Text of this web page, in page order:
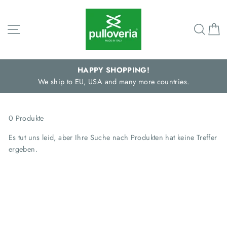
Inhalt
HAPPY SHOPPING!
We ship to EU, USA and many more countries.
0 Produkte
Es tut uns leid, aber Ihre Suche nach Produkten hat keine Treffer
ergeben.